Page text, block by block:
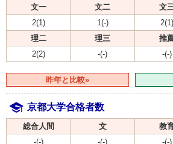
文一 文二 文
2(1)
1(-) 2(1)
理二
理三 推
2(2)
-(-) -(-)
昨年と比較»
京都大学合格者数
総合人間 文 教
-(-)
-(-) -(-)